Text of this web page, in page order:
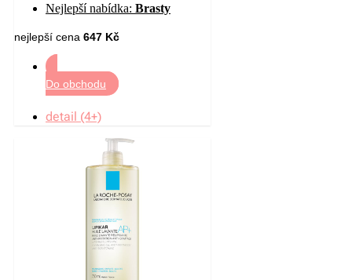
pokožky 400 ml
Nejlepší nabídka: Brasty
nejlepší cena 647 Kč
Do obchodu
detail (4+)